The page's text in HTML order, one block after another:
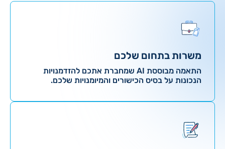
משרות בתחום שלכם
התאמה מבוססת AI שמחברת אתכם להזדמנויות
הנכונות על בסיס הכישורים והמיומנויות שלכם.